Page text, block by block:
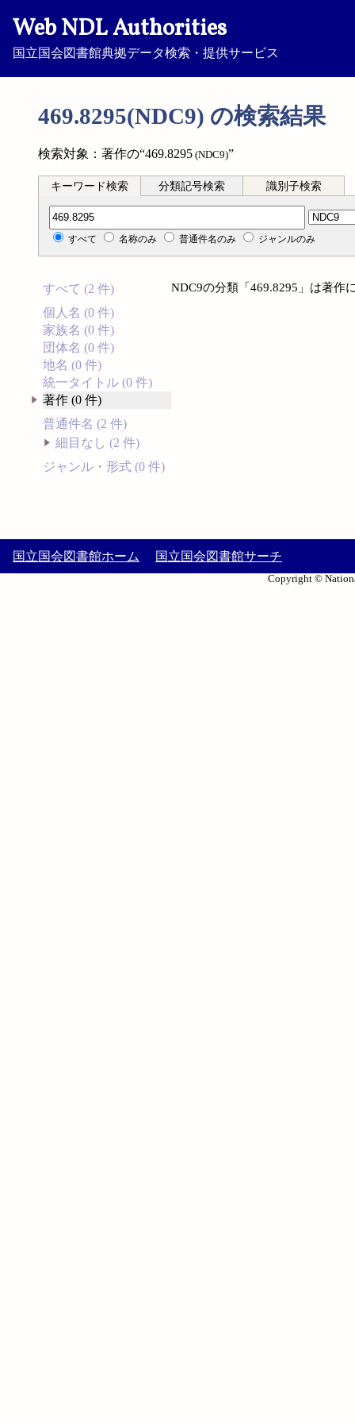
Web NDL Authorities
国立国会図書館典拠データ検索・提供サービス
469.8295(NDC9) の検索結果
検索対象：著作の“469.8295 (NDC9)”
キーワード検索 分類記号検索 識別子検索
分類記号検索
すべて 名称のみ 普通件名のみ ジャンルのみ
すべて (2 件)
個人名 (0 件)
家族名 (0 件)
団体名 (0 件)
地名 (0 件)
統一タイトル (0 件)
著作 (0 件)
普通件名 (2 件)
細目なし (2 件)
ジャンル・形式 (0 件)
NDC9の分類「469.8295」は著作
国立国会図書館ホーム 国立国会図書館サーチ
Copyright ©